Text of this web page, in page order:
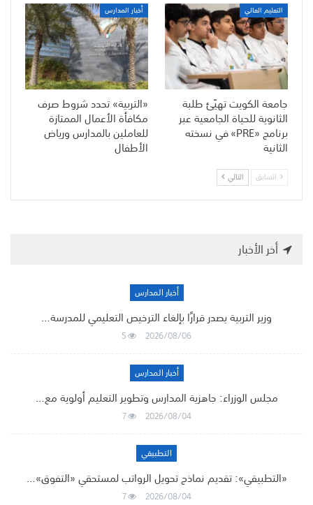
التعليم العالي
جامعة الكويت تهيّئ طلبة
الثانوية للحياة الجامعية عبر
برنامج «PRE» في نسخته
الثانية
أخبار المدارس
«التربية» تحدد شروط صرف
مكافأة الأعمال الممتازة
للعاملين بالمدارس ورياض
الأطفال
السابق التالي
أخر الأخبار
أخبار المدارس
وزير التربية يصدر قرارًا بإلغاء الترخيص التعليمي للمدرسة…
2026/08/06
5
أخبار المدارس
مجلس الوزراء: جاهزية المدارس وتطوير التعليم أولوية مع…
2026/08/04
7
التطبيقي
«التطبيقي»: تقديم نماذج تحويل الرواتب لمستحقي «التفوق»…
2026/08/04
7